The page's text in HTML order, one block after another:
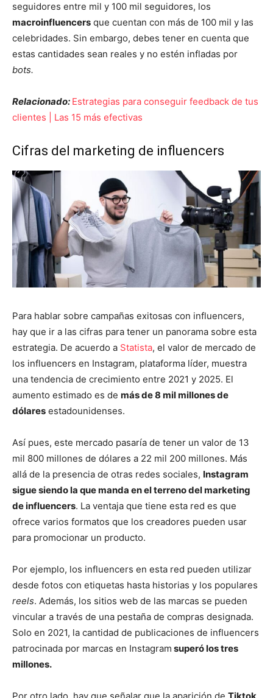
seguidores entre mil y 100 mil seguidores, los
macroinfluencers que cuentan con más de 100 mil y las
celebridades. Sin embargo, debes tener en cuenta que
estas cantidades sean reales y no estén infladas por
bots.
Relacionado: Estrategias para conseguir feedback de tus
clientes | Las 15 más efectivas
Cifras del marketing de influencers
Para hablar sobre campañas exitosas con influencers,
hay que ir a las cifras para tener un panorama sobre esta
estrategia. De acuerdo a Statista, el valor de mercado de
los influencers en Instagram, plataforma líder, muestra
una tendencia de crecimiento entre 2021 y 2025. El
aumento estimado es de más de 8 mil millones de
dólares estadounidenses.
Así pues, este mercado pasaría de tener un valor de 13
mil 800 millones de dólares a 22 mil 200 millones. Más
allá de la presencia de otras redes sociales, Instagram
sigue siendo la que manda en el terreno del marketing
de influencers. La ventaja que tiene esta red es que
ofrece varios formatos que los creadores pueden usar
para promocionar un producto.
Por ejemplo, los influencers en esta red pueden utilizar
desde fotos con etiquetas hasta historias y los populares
reels. Además, los sitios web de las marcas se pueden
vincular a través de una pestaña de compras designada.
Solo en 2021, la cantidad de publicaciones de influencers
patrocinada por marcas en Instagram superó los tres
millones.